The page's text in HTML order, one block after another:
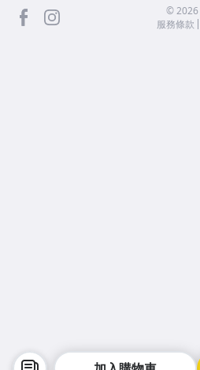
facebook ©2026
服務條款